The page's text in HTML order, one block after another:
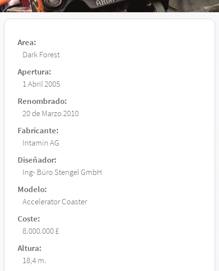
Area:
Dark Forest
Apertura:
1 Abril 2005
Renombrado:
20 de Marzo 2010
Fabricante:
Intamin AG
Diseñador:
Ing- Büro Stengel GmbH
Modelo:
Accelerator Coaster
Coste:
8.000.000 £
Altura:
18,4 m.